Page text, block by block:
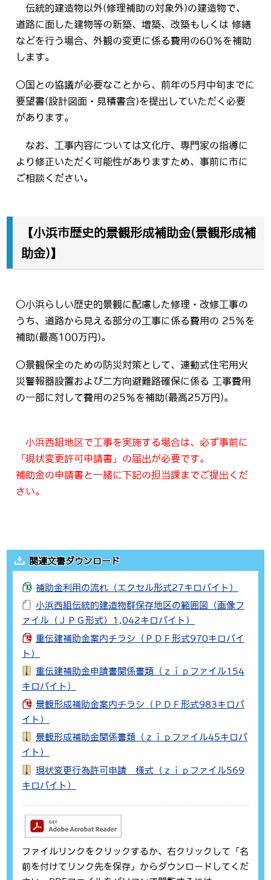
伝統的建造物以外(修理補助の対象外)の建造物で、
道路に面した建物等の新築、増築、改築もしくは 修繕
などを行う場合、外観の変更に係る費用の60％を補助
します。
〇国との協議が必要なことから、前年の5月中旬までに
要望書(設計図面・見積書含)を提出していただく必要
があります。
なお、工事内容については文化庁、専門家の指導に
より修正いただく可能性がありますため、事前に市に
ご相談ください。
【小浜市歴史的景観形成補助金(景観形成補
助金)】
〇小浜らしい歴史的景観に配慮した修理・改修工事の
うち、道路から見える部分の工事に係る費用の 25％を
補助(最高100万円)。
〇景観保全のための防災対策として、連動式住宅用火
災警報器設置および二方向避難路確保に係る 工事費用
の一部に対して費用の25％を補助(最高25万円)。
小浜西組地区で工事を実施する場合は、必ず事前に
「現状変更許可申請書」の届出が必要です。
補助金の申請書と一緒に下記の担当課までご提出くだ
さい。
関連文書ダウンロード
補助金利用の流れ（エクセル形式27キロバイト）
小浜西組伝統的建造物群保存地区の範囲図（画像フ
ァイル（ＪＰＧ形式）1,042キロバイト）
重伝建補助金案内チラシ（ＰＤＦ形式970キロバイ
ト）
重伝建補助金申請書関係書類（ｚｉｐファイル154
キロバイト）
景観形成補助金案内チラシ（ＰＤＦ形式983キロバ
イト）
景観形成補助金関係書類（ｚｉｐファイル45キロバ
イト）
現状変更行為許可申請 様式（ｚｉｐファイル569
キロバイト）
ファイルリンクをクリックするか、右クリックして「名
前を付けてリンク先を保存」からダウンロードしてくだ